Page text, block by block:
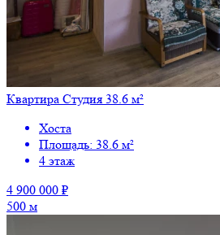
Квартира Студия 38.6 м²
Хоста
Площадь: 38.6 м²
4 этаж
4 900 000 ₽
500 м